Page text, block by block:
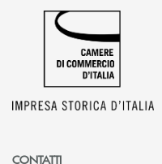
CONTATTI